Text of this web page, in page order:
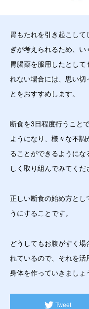
胃もたれを引き起こし
ぎが考えられるため、
胃腸薬を服用したとし
れない場合には、思い切
とをおすすめします。
断食を3日程度行うこと
ようになり、様々な不
ることができるように
しく取り組んでみてくだ
正しい断食の始め方とし
うにすることです。
どうしてもお腹がすく
れているので、それを活
身体を作っていきましょ
Tweet